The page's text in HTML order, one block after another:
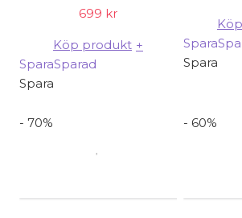
699 kr
Köp produkt +
SparaSparad
Spara
Spara
Spara
- 70% - 60%